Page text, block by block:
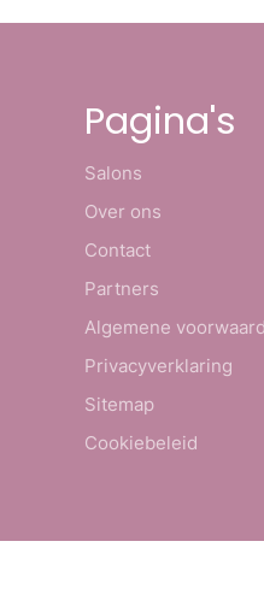
Pagina's
Salons
Over ons
Contact
Partners
Algemene
Privacyverklaring
Sitemap
Cookiebeleid